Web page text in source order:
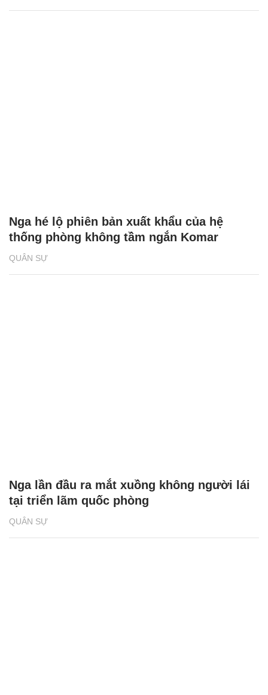
QUÂN SỰ
Nga hé lộ phiên bản xuất khẩu của hệ
thống phòng không tầm ngắn Komar
QUÂN SỰ
Nga lần đầu ra mắt xuồng không người lái
tại triển lãm quốc phòng